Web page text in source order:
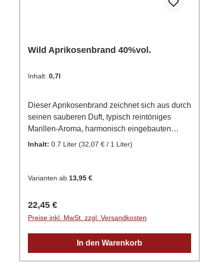
Wild Aprikosenbrand 40%vol.
Inhalt: 0,7l
Dieser Aprikosenbrand zeichnet sich aus durch
seinen sauberen Duft, typisch reintöniges
Marillen-Aroma, harmonisch eingebauten
Steinton, leichte, fruchtige Struktur. Die ideale
reife Aprikosen, Nuancen von Marzipan und
Zitrus Abgang: intensiver Aprikosengeschmack
mit leichtem Bittermandel-Aroma So wird's
gemacht Der feine Aprikosenbrand, der den
wilden Geist unserer urigen Heimat in sich
Inhalt: 0.7 Liter (32,07 € / 1 Liter)
Varianten ab 13,95 €
Regulärer Preis:
22,45 €
Preise inkl. MwSt. zzgl. Versandkosten
In den Warenkorb